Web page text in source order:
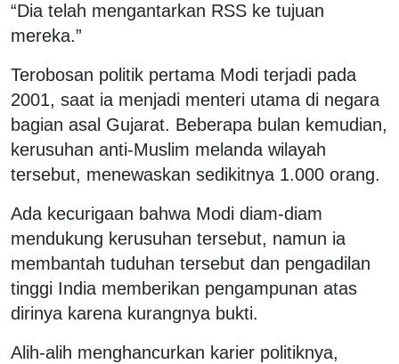
“Dia telah mengantarkan RSS ke tujuan
mereka.”
Terobosan politik pertama Modi terjadi pada
2001, saat ia menjadi menteri utama di negara
bagian asal Gujarat. Beberapa bulan kemudian,
kerusuhan anti-Muslim melanda wilayah
tersebut, menewaskan sedikitnya 1.000 orang.
Ada kecurigaan bahwa Modi diam-diam
mendukung kerusuhan tersebut, namun ia
membantah tuduhan tersebut dan pengadilan
tinggi India memberikan pengampunan atas
dirinya karena kurangnya bukti.
Alih-alih menghancurkan karier politiknya,